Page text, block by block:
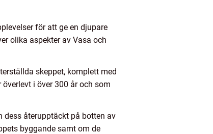
för att ge en djupare
olika aspekter av Vasa och
skeppet, komplett med
i över 300 år och som
dess återupptäckt på botten av
byggande samt om de